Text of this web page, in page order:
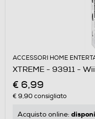
ACCESSORI HOME
XTREME - 93911 -
€ 6,99
€ 9,90consigliato
Acquisto online: